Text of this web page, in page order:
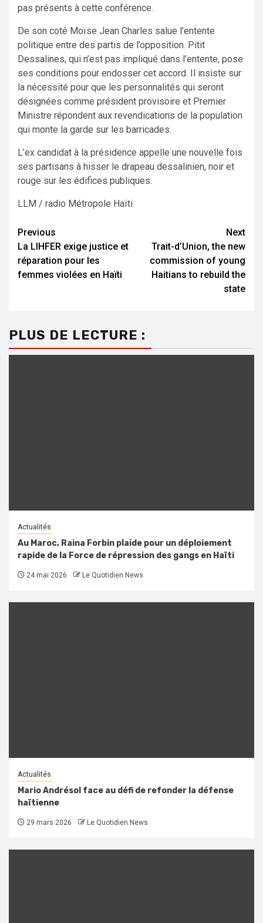
pas présents à cette conférence.
De son coté Moïse Jean Charles salue l’entente
politique entre des partis de l’opposition. Pitit
Dessalines, qui n’est pas impliqué dans l’entente, pose
ses conditions pour endosser cet accord. Il insiste sur
la nécessité pour que les personnalités qui seront
désignées comme président provisoire et Premier
Ministre répondent aux revendications de la population
qui monte la garde sur les barricades.
L’ex candidat à la présidence appelle une nouvelle fois
ses partisans à hisser le drapeau dessalinien, noir et
rouge sur les édifices publiques.
LLM / radio Métropole Haïti
Continue
Reading
Previous
La LIHFER exige justice et
réparation pour les
femmes violées en Haïti
Next
Trait-d’Union, the new
commission of young
Haitians to rebuild the
state
PLUS DE LECTURE :
Actualités
Au Maroc, Raina Forbin plaide pour un déploiement
rapide de la Force de répression des gangs en Haïti
24 mai 2026 Le Quotidien News
Actualités
Mario Andrésol face au défi de refonder la défense
haïtienne
29 mars 2026 Le Quotidien News